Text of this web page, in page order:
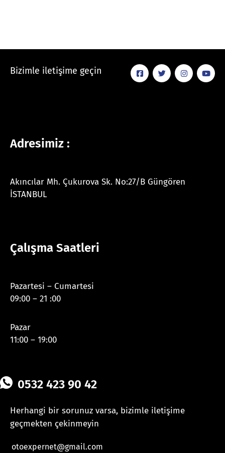
Bizimle iletişime geçin
Adresimiz :
Akıncılar Mh. Çukurova Sk. No:27/B Güngören
İSTANBUL
Çalışma Saatleri
Pazartesi – Cumartesi
09:00 – 21 :00
Pazar
11:00 – 19:00
0532 423 90 42
Herhangi bir sorunuz varsa, bizimle iletişime
geçmekten çekinmeyin
otoexpernet@gmail.com